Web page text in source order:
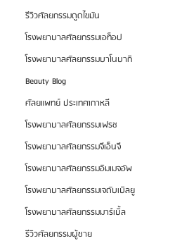
รีวิวศัลยกรรมดูดไขมัน
โรงพยาบาลศัลยกรรมเอท็อป
โรงพยาบาลศัลยกรรมบาโนบากิ
Beauty Blog
ศัลยแพทย์ ประเทศเกาหลี
โรงพยาบาลศัลยกรรมเฟรช
โรงพยาบาลศัลยกรรมจีเอ็นจี
โรงพยาบาลศัลยกรรมอิมเมจอัพ
โรงพยาบาลศัลยกรรมเจดับเบิลยู
โรงพยาบาลศัลยกรรมมาร์เบิ้ล
รีวิวศัลยกรรมผู้ชาย